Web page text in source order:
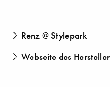
Renz @ Stylepark
Webseite des